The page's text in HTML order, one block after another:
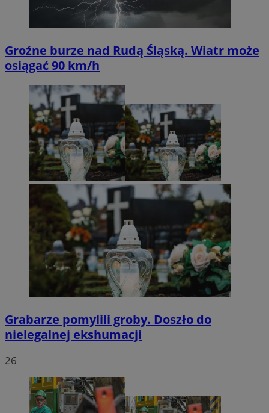
Groźne burze nad Rudą Śląską. Wiatr może
osiągać 90 km/h
Grabarze pomylili groby. Doszło do
nielegalnej ekshumacji
26